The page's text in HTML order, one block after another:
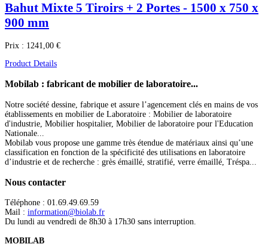
Bahut Mixte 5 Tiroirs + 2 Portes - 1500 x 750 x
900 mm
Prix : 1241,00 €
Product Details
Mobilab : fabricant de mobilier de laboratoire...
Notre société dessine, fabrique et assure l’agencement clés en mains de vos
établissements en mobilier de Laboratoire : Mobilier de laboratoire
d'industrie, Mobilier hospitalier, Mobilier de laboratoire pour l'Education
Nationale...
Mobilab vous propose une gamme très étendue de matériaux ainsi qu’une
classification en fonction de la spécificité des utilisations en laboratoire
d’industrie et de recherche : grès émaillé, stratifié, verre émaillé, Tréspa...
Nous contacter
Téléphone : 01.69.49.69.59
Mail : information@biolab.fr
Du lundi au vendredi de 8h30 à 17h30 sans interruption.
MOBILAB